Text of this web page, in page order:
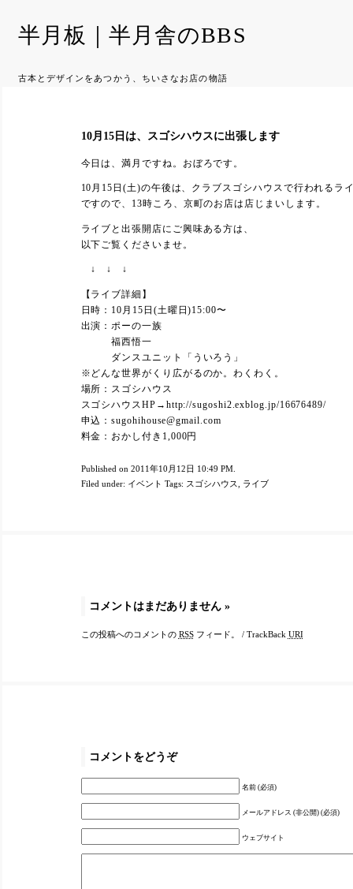
半月板｜半月舎のBBS
古本とデザインをあつかう、ちいさなお店の物語
10月15日は、スゴシハウスに出張します
今日は、満月ですね。おぼろです。
10月15日(土)の午後は、クラブスゴシハウスで行われるラ
ですので、13時ころ、京町のお店は店じまいします。
ライブと出張開店にご興味ある方は、
以下ご覧くださいませ。
↓ ↓ ↓
【ライブ詳細】
日時：10月15日(土曜日)15:00〜
出演：ポーの一族
福西悟一
ダンスユニット「ういろう」
※どんな世界がくり広がるのか。わくわく。
場所：スゴシハウス
スゴシハウスHP→http://sugoshi2.exblog.jp/16676489/
申込：sugohihouse@gmail.com
料金：おかし付き1,000円
Published on 2011年10月12日 10:49 PM.
Filed under: イベント Tags: スゴシハウス ライブ
コメントはまだありません »
この投稿へのコメントの RSSフィード。 / TrackBack URI
コメントをどうぞ
名前 (必須)
メールアドレス (非公開) (必須)
ウェブサイト